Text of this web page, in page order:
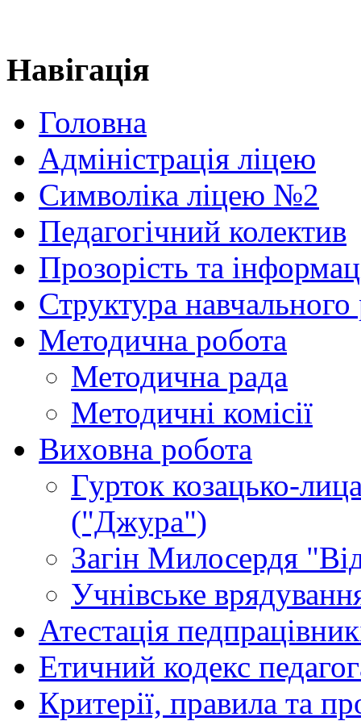
Навігація
Головна
Адміністрація ліцею
Символіка ліцею №2
Педагогічний колектив
Прозорість та
Структура навчального
Методична робота
Методична рада
Методичні комісії
Виховна робота
Гурток козацько-
("Джура")
Загін Милосердя
Учнівське
Атестація
Етичний кодекс
Критерії, правила та